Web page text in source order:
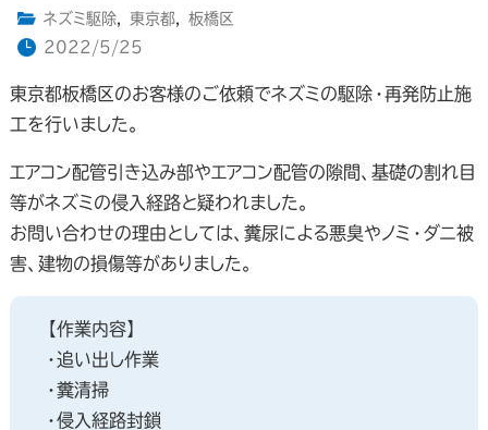
ネズミ駆除, 東京都,
板橋区
2022/5/25
東京都板橋区のお客様のご依頼でネズミの駆除・再発防止施
工を行いました。
エアコン配管引き込み部やエアコン配管の隙間、基礎の割れ目
等がネズミの侵入経路と疑われました。
お問い合わせの理由としては、糞尿による悪臭やノミ・ダニ被
害、建物の損傷等がありました。
【作業内容】
・追い出し作業
・糞清掃
・侵入経路封鎖